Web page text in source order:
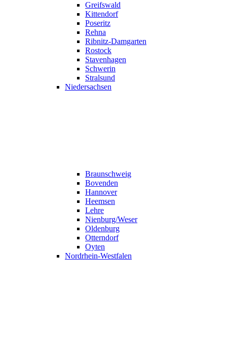
Greifswald
Kittendorf
Poseritz
Rehna
Ribnitz-Damgarten
Rostock
Stavenhagen
Schwerin
Stralsund
Niedersachsen
Braunschweig
Bovenden
Hannover
Heemsen
Lehre
Nienburg/Weser
Oldenburg
Otterndorf
Oyten
Nordrhein-Westfalen